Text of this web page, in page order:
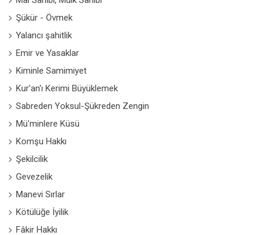
Şükür - Övmek
Yalancı şahitlik
Emir ve Yasaklar
Kiminle Samimiyet
Kur'an'ı Kerimi Büyüklemek
Sabreden Yoksul-Şükreden Zengin
Mü'minlere Küsü
Komşu Hakkı
Şekilcilik
Gevezelik
Manevi Sırlar
Kötülüğe İyilik
Fâkir Hakkı